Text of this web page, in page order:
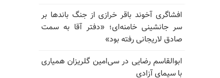
افشاگری آخوند باقر خرازی از جنگ باندها بر
سر جانشینی خامنه‌ای؛ «دفتر آقا به سمت
صادق لاریجانی رفته بود»
ابوالقاسم رضایی در سی‌امین گلریزان همیاری
با سیمای آزادی